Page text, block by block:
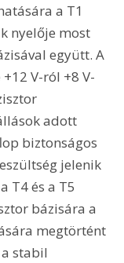
a T1
nyelője most
együtt. A
V-ról +8 V-
adott
biztonságos
jelenik
T4 és a T5
bázisára a
megtörtént
stabil